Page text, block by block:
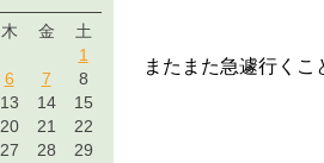
またまた急遽行くこ
木 金
土
1
6 7
8
13 14
15
20 21
22
27 28
29